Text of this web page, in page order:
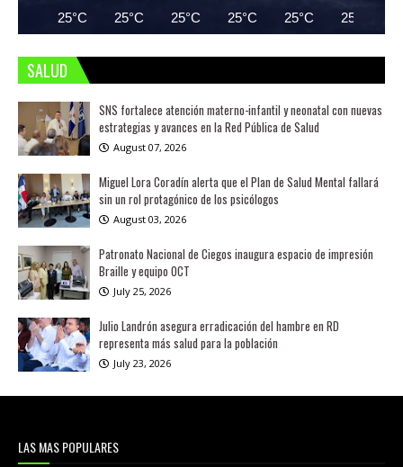
25°C 25°C 25°C 25°C 25°C 25°C
SALUD
SNS fortalece atención materno-infantil y neonatal con nuevas
estrategias y avances en la Red Pública de Salud
August 07, 2026
Miguel Lora Coradín alerta que el Plan de Salud Mental fallará
sin un rol protagónico de los psicólogos
August 03, 2026
Patronato Nacional de Ciegos inaugura espacio de impresión
Braille y equipo OCT
July 25, 2026
Julio Landrón asegura erradicación del hambre en RD
representa más salud para la población
July 23, 2026
LAS MAS POPULARES